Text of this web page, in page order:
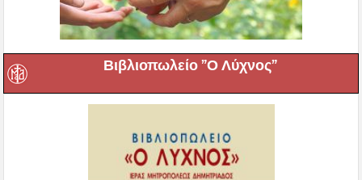
Βιβλιοπωλείο ”Ο Λύχνος”